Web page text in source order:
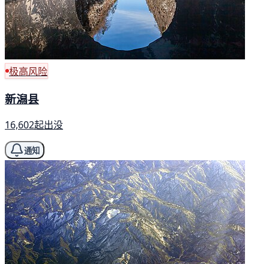
极高风险
新潟县
16,602起出没
通知